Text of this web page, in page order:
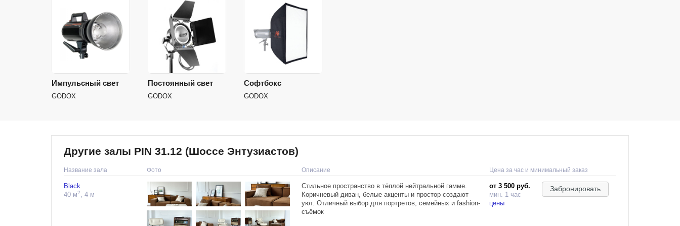
Импульсный свет
GODOX
Постоянный свет
GODOX
Софтбокс
GODOX
Другие залы PIN 31.12 (Шоссе Энтузиастов)
Название зала Фото Описание Цена за час и минимальный заказ
Black
40 м2, 4 м
Стильное пространство в тёплой нейтральной гамме.
Коричневый диван, белые акценты и простор создают
уют. Отличный выбор для портретов, семейных и fashion-
съёмок
от 3 500 руб.
мин. 1 час
цены
Забронировать